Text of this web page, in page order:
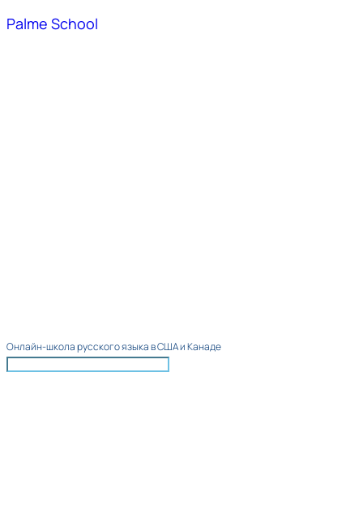
Palme School
Онлайн-школа русского языка в США и Канаде​